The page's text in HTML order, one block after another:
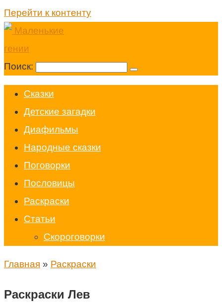
Перейти к контенту
Поиск:
Cказки
Детские загадки
Диафильмы
Народные сказки
Поговорки
Пословицы
Раскраски
Статьи
Скороговорки
Главная » Раскраски
Раскраски Лев